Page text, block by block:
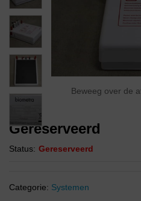
Beweeg over de
Gereserveerd
Status: Gereserveerd
Categorie: Systemen